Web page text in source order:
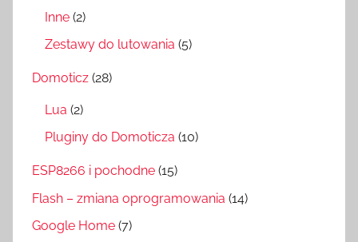
Inne (2)
Zestawy do lutowania (5)
Domoticz (28)
Lua (2)
Pluginy do Domoticza (10)
ESP8266 i pochodne (15)
Flash – zmiana oprogramowania (14)
Google Home (7)